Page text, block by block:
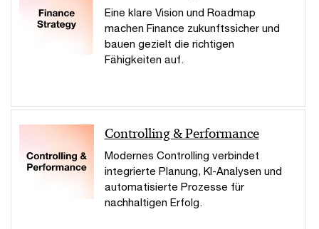
Eine klare Vision und Roadmap
machen Finance zukunftssicher und
bauen gezielt die richtigen
Fähigkeiten auf.
Controlling & Performance
Modernes Controlling verbindet
integrierte Planung, KI-Analysen und
automatisierte Prozesse für
nachhaltigen Erfolg.